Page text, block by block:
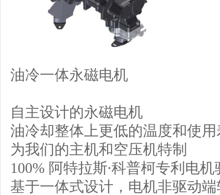
油冷一体永磁电机
自主设计的永磁电机
油冷却整体上更低的温度和使用
为我们的主机和空压机特制
100% 阿特拉斯∙科普柯专利电
基于一体式设计，电机非驱动